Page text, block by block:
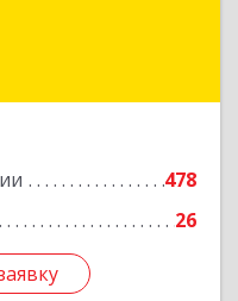
478
26
г, Раевского